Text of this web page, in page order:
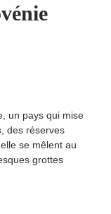
un pays qui mise
des réserves
se mêlent au
grottes